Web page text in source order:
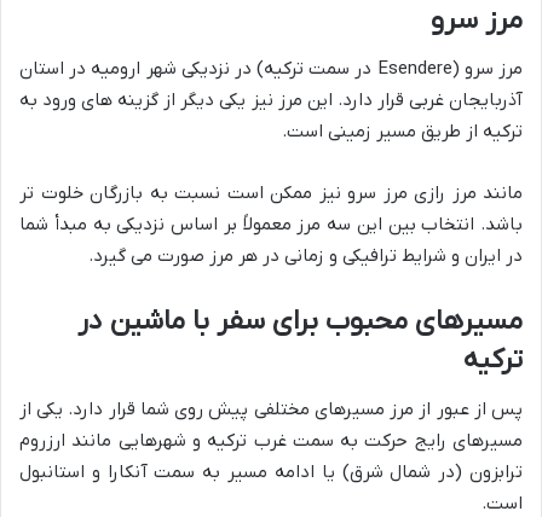
مرز سرو
مرز سرو (Esendere در سمت ترکیه) در نزدیکی شهر ارومیه در استان
آذربایجان غربی قرار دارد. این مرز نیز یکی دیگر از گزینه های ورود به
ترکیه از طریق مسیر زمینی است.
مانند مرز رازی مرز سرو نیز ممکن است نسبت به بازرگان خلوت تر
باشد. انتخاب بین این سه مرز معمولاً بر اساس نزدیکی به مبدأ شما
در ایران و شرایط ترافیکی و زمانی در هر مرز صورت می گیرد.
مسیرهای محبوب برای سفر با ماشین در
ترکیه
پس از عبور از مرز مسیرهای مختلفی پیش روی شما قرار دارد. یکی از
مسیرهای رایج حرکت به سمت غرب ترکیه و شهرهایی مانند ارزروم
ترابزون (در شمال شرق) یا ادامه مسیر به سمت آنکارا و استانبول
است.